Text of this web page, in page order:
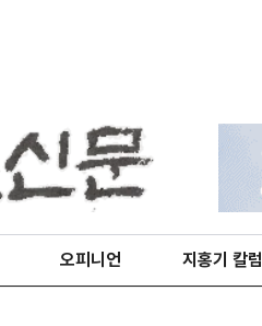
오피니언 지홍기 칼럼